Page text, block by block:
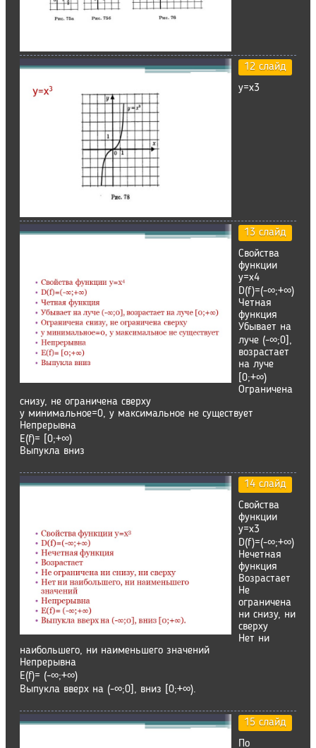
12 слайд
у=х3
13 слайд
Свойства
функции
у=х4
D(f)=(-∞;+∞)
Четная
функция
Убывает на
луче (-∞;0],
возрастает
на луче
[0;+∞)
Ограничена
снизу, не ограничена сверху
у минимальное=0, у максимальное не существует
Непрерывна
Е(f)= [0;+∞)
Выпукла вниз
14 слайд
Свойства
функции
у=х3
D(f)=(-∞;+∞)
Нечетная
функция
Возрастает
Не
ограничена
ни снизу, ни
сверху
Нет ни
наибольшего, ни наименьшего значений
Непрерывна
Е(f)= (-∞;+∞)
Выпукла вверх на (-∞;0], вниз [0;+∞).
15 слайд
По